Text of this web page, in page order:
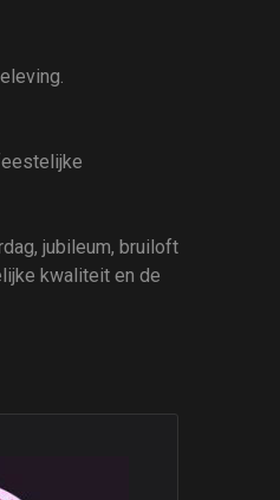
jubileum, bruiloft
kwaliteit en de